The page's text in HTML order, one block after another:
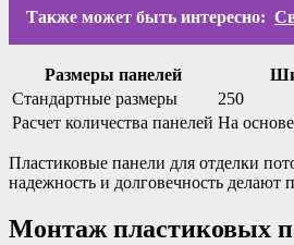
Также может быть интересно:
Размеры панелей
Стандартные размеры
250
Расчет количества панелей На
Пластиковые панели для отделки
надежность и долговечность
Монтаж пластиковых